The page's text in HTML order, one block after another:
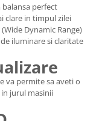
perfect
clare in timpul zilei
Dynamic Range)
iluminare si claritate
va permite sa aveti o
jurul masinii